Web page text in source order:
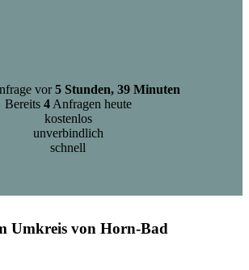
vor5 Stunden, 39 Minuten
Bereits 4Anfragen heute
kostenlos
unverbindlich
schnell
Umkreis von Horn-Bad